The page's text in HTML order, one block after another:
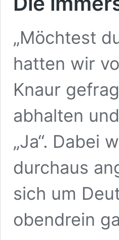
„Möchtest
hatten wir
Knaur
abhalten
„Ja“. Dabei
durchaus
sich um
obendrein